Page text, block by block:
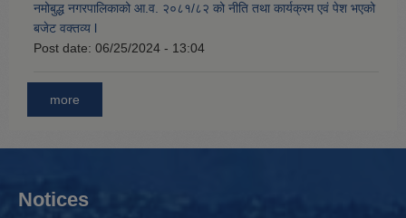
नमोबुद्ध नगरपालिकाको आ‍.व. २०८१/८२ को नीति तथा कार्यक्रम एवं पेश भएको
बजेट वक्तव्य l
Post date: 06/25/2024 - 13:04
more
Notices